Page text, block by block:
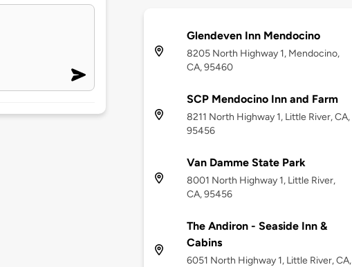
Glendeven Inn Mendocino
8205 North Highway 1, Mendocino,
CA, 95460
SCP Mendocino Inn and Farm
8211 North Highway 1, Little River, CA,
95456
Van Damme State Park
8001 North Highway 1, Little River,
CA, 95456
The Andiron - Seaside Inn &
Cabins
6051 North Highway 1, Little River, CA,